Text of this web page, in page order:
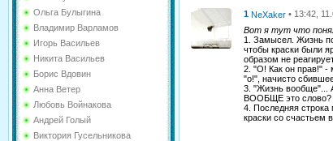
Ольга Булыгина
Владимир Варламов
Игорь Васильев
Никита Васильев
Борис Вдовин
Анна Ветер
Любовь Войнакова
Андрей Голый
Виктория Гусельникова
1 NeXaker • 13:42,
Вот я тут что
1. Замысел. Жизнь
чтобы краски были
образом не
2. "О! Как он прав!" -
"о!", начисто
3. "Жизнь вообще"...
ВООБЩЕ это слово?
4. Последняя
краски со счастьем